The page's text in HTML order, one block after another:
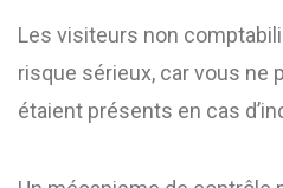
Les visiteurs non
risque sérieux, car vous ne
étaient présents en cas